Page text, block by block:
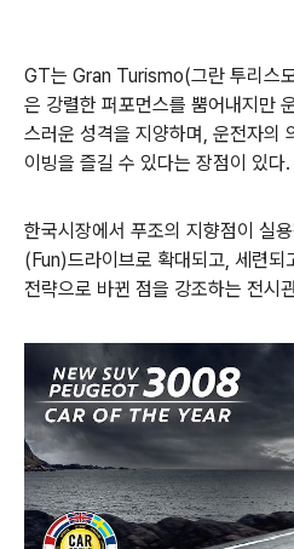
GT는 Gran Turismo(그란 투리스
은 강렬한 퍼포먼스를 뿜어내지만
스러운 성격을 지양하며, 운전자의
이빙을 즐길 수 있다는 장점이 있다.
한국시장에서 푸조의 지향점이 실
(Fun)드라이브로 확대되고, 세련되
전략으로 바뀐 점을 강조하는 전시